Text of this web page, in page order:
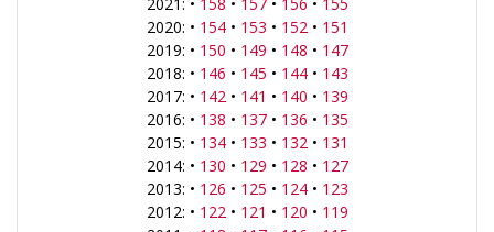
2020: • 154• 153 • 152• 151
2019: • 150 • 149 • 148 • 147
2018: • 146 • 145 • 144• 143
2017: • 142• 141 • 140 • 139
2016: • 138 • 137• 136 • 135
2015: • 134• 133 • 132• 131
2014: • 130 • 129 • 128 • 127
2013: • 126 • 125 • 124• 123
2012: • 122• 121 • 120 • 119